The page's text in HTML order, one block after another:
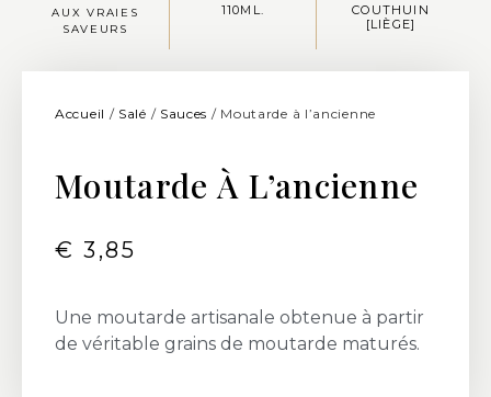
AUX VRAIES
SAVEURS
110ML.
COUTHUIN
[LIÈGE]
Accueil / Salé / Sauces / Moutarde à l’ancienne
Moutarde À L’ancienne
€ 3,85
Une moutarde artisanale obtenue à partir
de véritable grains de moutarde maturés.